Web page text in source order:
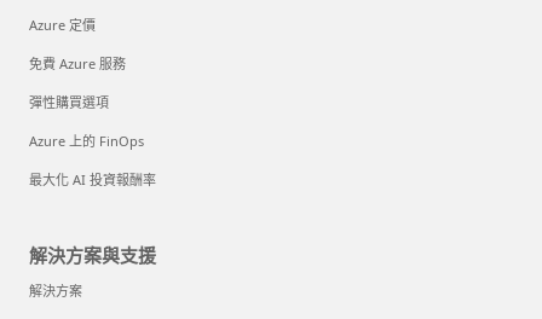
Azure 定價
免費 Azure 服務
彈性購買選項
Azure 上的 FinOps
最大化 AI 投資報酬率
解決方案與支援
解決方案